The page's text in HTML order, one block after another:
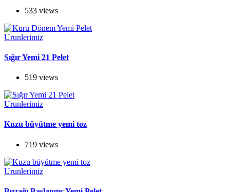
533 views
Urunlerimiz
Sığır Yemi 21 Pelet
519 views
Urunlerimiz
Kuzu büyütme yemi toz
719 views
Urunlerimiz